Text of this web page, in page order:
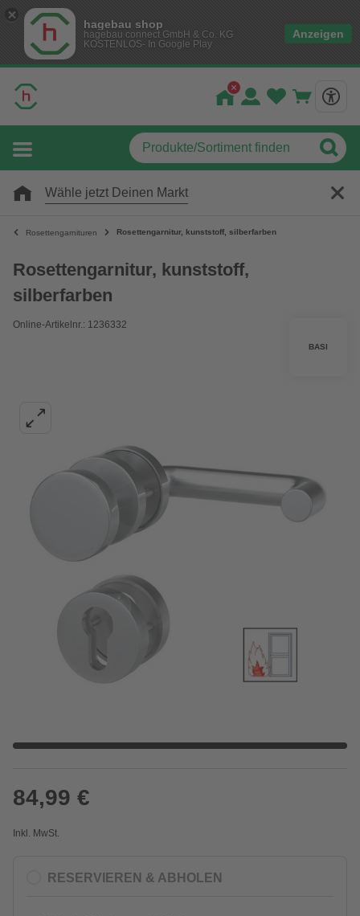
hagebau shop
hagebau connect GmbH & Co. KG
KOSTENLOS- In Google Play
Anzeigen
Wähle jetzt Deinen Markt
Rosettengarnituren Rosettengarnitur, kunststoff, silberfarben
Rosettengarnitur, kunststoff,
silberfarben
Online-Artikelnr.: 1236332
BASI
84,99 €
Inkl. MwSt.
RESERVIEREN & ABHOLEN